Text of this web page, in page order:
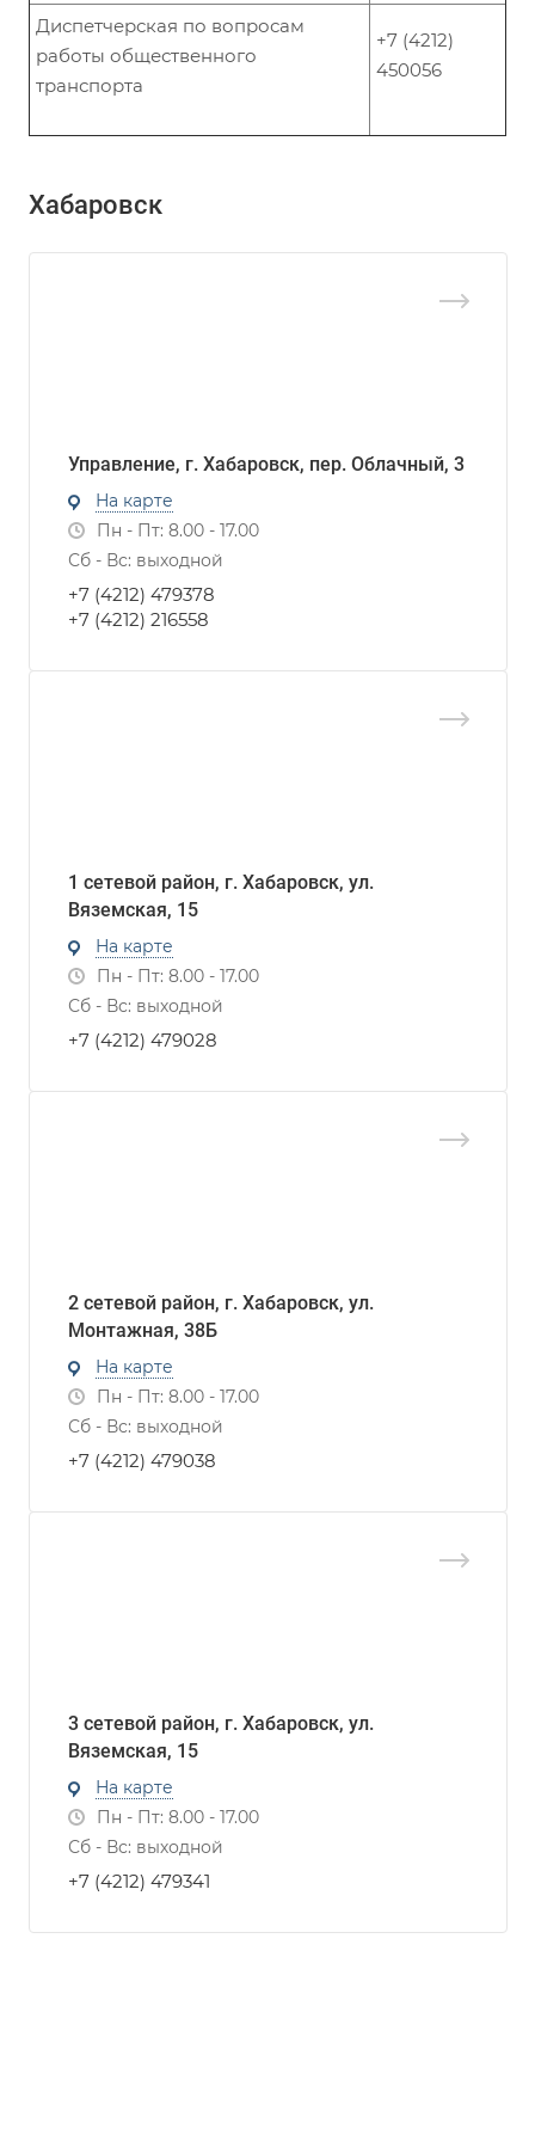
Диспетчерская по вопросам
работы общественного
транспорта
+7 (4212)
450056
Хабаровск
Управление, г. Хабаровск, пер. Облачный, 3
На карте
Пн - Пт: 8.00 - 17.00
Сб - Вс: выходной
+7 (4212) 479378
+7 (4212) 216558
1 сетевой район, г. Хабаровск, ул.
Вяземская, 15
На карте
Пн - Пт: 8.00 - 17.00
Сб - Вс: выходной
+7 (4212) 479028
2 сетевой район, г. Хабаровск, ул.
Монтажная, 38Б
На карте
Пн - Пт: 8.00 - 17.00
Сб - Вс: выходной
+7 (4212) 479038
3 сетевой район, г. Хабаровск, ул.
Вяземская, 15
На карте
Пн - Пт: 8.00 - 17.00
Сб - Вс: выходной
+7 (4212) 479341